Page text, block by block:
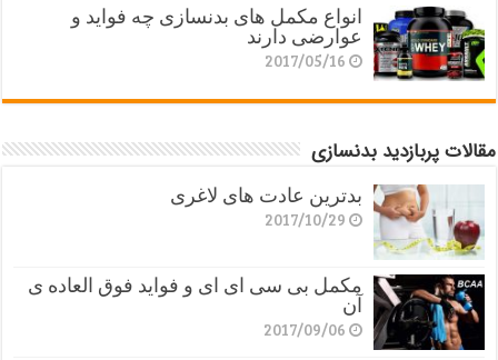
انواع مکمل های بدنسازی چه فواید و
عوارضی دارند
2017/05/16
مقالات پربازدید بدنسازی
بدترین عادت های لاغری
2017/10/29
مکمل بی سی ای ای و فواید فوق العاده ی
آن
2017/09/06